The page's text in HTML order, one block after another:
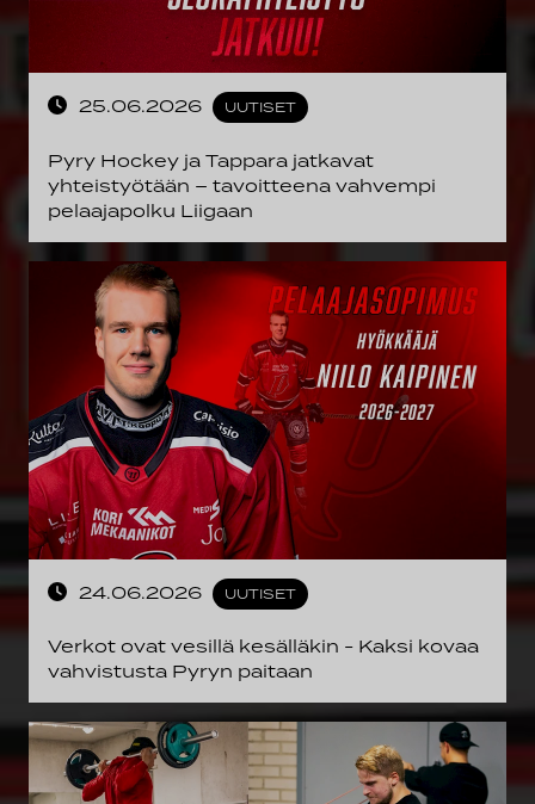
25.06.2026 UUTISET
Pyry Hockey ja Tappara jatkavat
yhteistyötään – tavoitteena vahvempi
pelaajapolku Liigaan
24.06.2026 UUTISET
Verkot ovat vesillä kesälläkin - Kaksi kovaa
vahvistusta Pyryn paitaan